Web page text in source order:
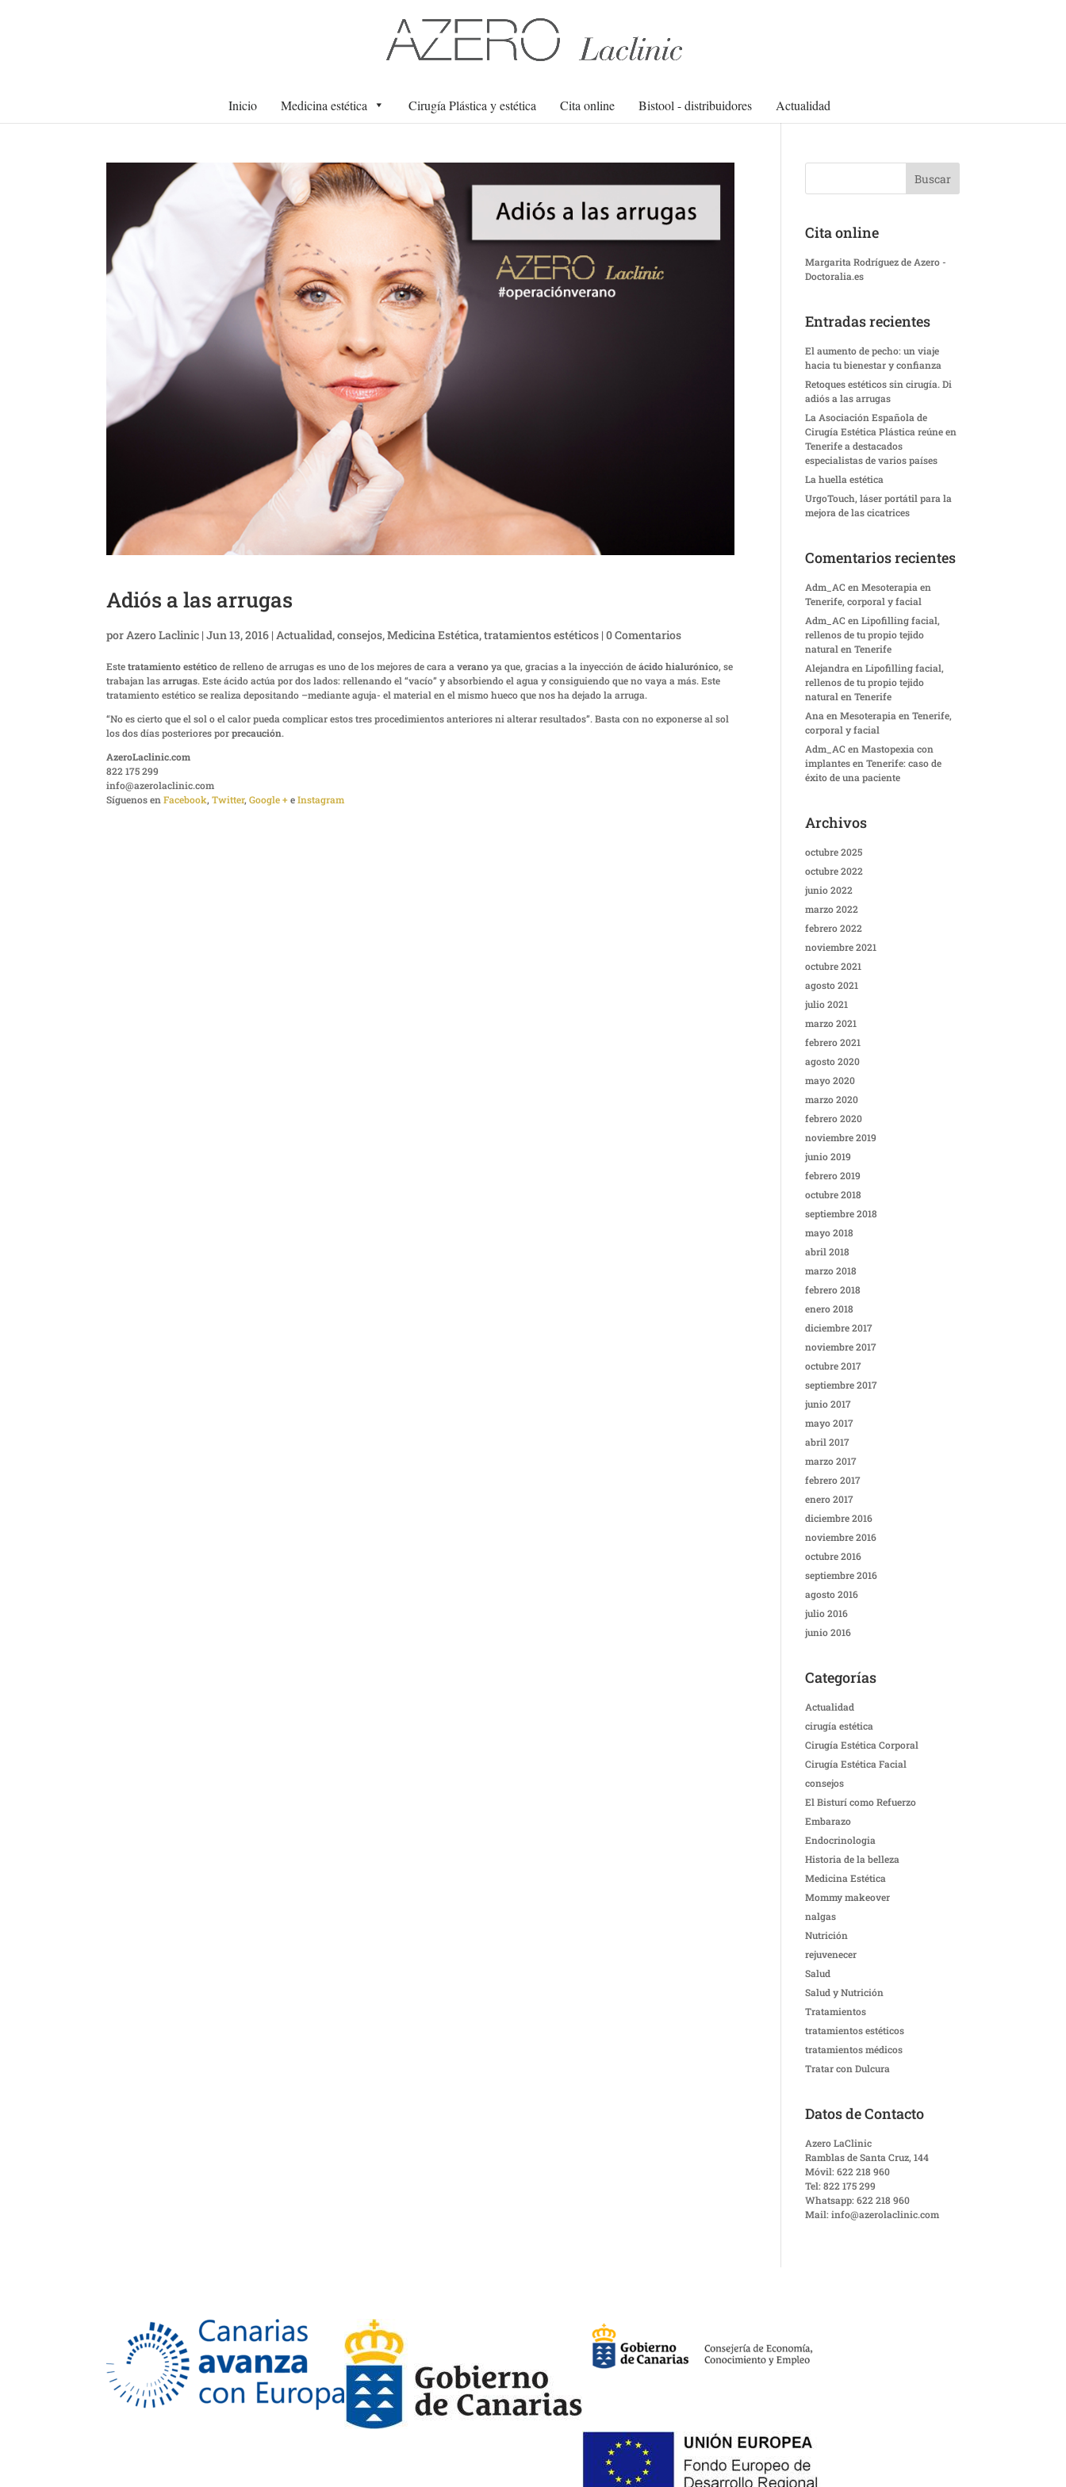
Inicio Medicina estética Cirugía Plástica y estética Cita online Bistool - distribuidores Actualidad
Adiós a las arrugas
por Azero Laclinic |Jun 13, 2016 | Actualidad,consejos,Medicina Estética,tratamientos estéticos |0 Comentarios
Estetratamiento estéticode relleno de arrugas es uno de los mejores de cara averanoya que, gracias a la inyección deácido hialurónico, se
trabajan lasarrugas. Este ácido actúa por dos lados: rellenando el “vacío” y absorbiendo el agua y consiguiendo que no vaya a más. Este
tratamiento estético se realiza depositando –mediante aguja- el material en el mismo hueco que nos ha dejado la arruga.
“No es cierto que el sol o el calor pueda complicar estos tres procedimientos anteriores ni alterar resultados”. Basta con no exponerse al sol
los dos días posteriores porprecaución.
AzeroLaclinic.com
822 175 299
info@azerolaclinic.com
Síguenos enFacebook,Twitter,Google +eInstagram
Cita online
Margarita Rodríguez de Azero -
Doctoralia.es
Entradas recientes
El aumento de pecho: un viaje
hacia tu bienestar y confianza
Retoques estéticos sin cirugía. Di
adiós a las arrugas
La Asociación Española de
Cirugía Estética Plástica reúne en
Tenerife a destacados
especialistas de varios países
La huella estética
UrgoTouch, láser portátil para la
mejora de las cicatrices
Comentarios recientes
Adm_AC enMesoterapia en
Tenerife, corporal y facial
Adm_AC enLipofilling facial,
rellenos de tu propio tejido
natural en Tenerife
Alejandra enLipofilling facial,
rellenos de tu propio tejido
natural en Tenerife
Ana enMesoterapia en Tenerife,
corporal y facial
Adm_AC enMastopexia con
implantes en Tenerife: caso de
éxito de una paciente
Archivos
octubre 2025
octubre 2022
junio 2022
marzo 2022
febrero 2022
noviembre 2021
octubre 2021
agosto 2021
julio 2021
marzo 2021
febrero 2021
agosto 2020
mayo 2020
marzo 2020
febrero 2020
noviembre 2019
junio 2019
febrero 2019
octubre 2018
septiembre 2018
mayo 2018
abril 2018
marzo 2018
febrero 2018
enero 2018
diciembre 2017
noviembre 2017
octubre 2017
septiembre 2017
junio 2017
mayo 2017
abril 2017
marzo 2017
febrero 2017
enero 2017
diciembre 2016
noviembre 2016
octubre 2016
septiembre 2016
agosto 2016
julio 2016
junio 2016
Categorías
Actualidad
cirugía estética
Cirugía Estética Corporal
Cirugía Estética Facial
consejos
El Bisturí como Refuerzo
Embarazo
Endocrinologia
Historia de la belleza
Medicina Estética
Mommy makeover
nalgas
Nutrición
rejuvenecer
Salud
Salud y Nutrición
Tratamientos
tratamientos estéticos
tratamientos médicos
Tratar con Dulcura
Datos de Contacto
Azero LaClinic
Ramblas de Santa Cruz, 144
Móvil: 622 218 960
Tel: 822 175 299
Whatsapp: 622 218 960
Mail: info@azerolaclinic.com